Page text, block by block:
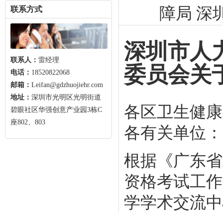
联系方式
联系人： 雷经理
电话： 18520822068
邮箱： Leifan@gdzhuojiehr.com
地址： 深圳市光明区光明街道
碧眼社区华强创意产业园3栋C
座802、803
障局 深
深圳市人
委员会关
各区卫生健
各有关单位：
根据《广东
资格考试工
学学术交流